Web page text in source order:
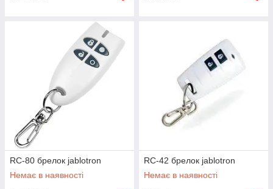
RC-80 брелок jablotron
Немає в наявності
RC-42 брелок jablotron
Немає в наявності